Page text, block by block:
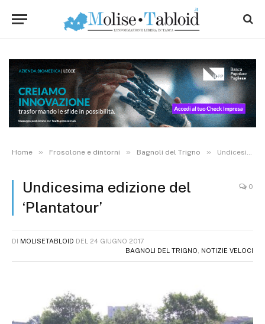
Home » Frosolone e dintorni » Bagnoli del Trigno » Undicesima edizione del ‘Plantatour’
Undicesima edizione del
‘Plantatour’
0
DI MOLISETABLOID DEL 24 GIUGNO 2017
BAGNOLI DEL TRIGNO
NOTIZIE VELOCI